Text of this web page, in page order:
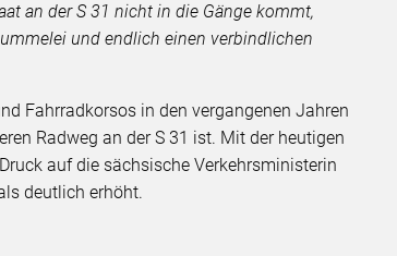
an der S 31 nicht in die Gänge kommt,
und endlich einen verbindlichen
Fahrradkorsos in den vergangenen Jahren
Radweg an der S 31 ist. Mit der heutigen
auf die sächsische Verkehrsministerin
deutlich erhöht.